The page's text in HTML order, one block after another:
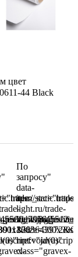
цвет
44 Black
static.trade-
items/8/
По
запросу"
data-
light.ru/trade-
light/images/
class="gravex-